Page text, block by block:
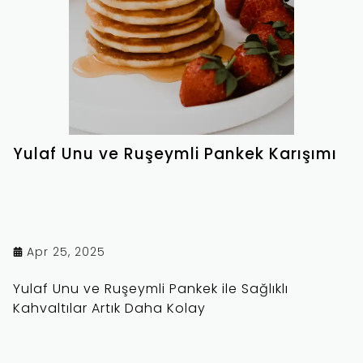
Yulaf Unu ve Ruşeymli Pankek Karışımı
Apr 25, 2025
Yulaf Unu ve Ruşeymli Pankek ile Sağlıklı
Kahvaltılar Artık Daha Kolay